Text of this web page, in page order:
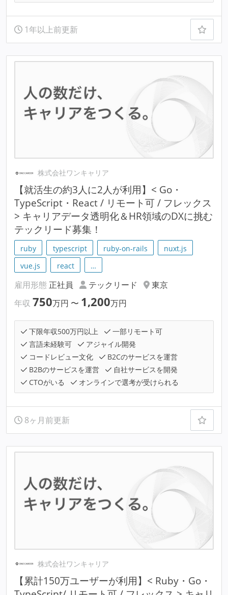
1年以上前更新
株式会社ワンキャリア
【就活生の約3人に2人が利用】< Go・
TypeScript・React / リモート可 / フレックス
> キャリアデータ透明化＆HR領域のDXに挑む
テックリード募集！
ruby typescript ruby-on-rails
nuxt.js
vue.js
react …
雇用形態 正社員 テックリード
東京
年収 750万円 〜 1,200万円
下限年収500万円以上
一部リモート可
言語未経験可
アジャイル開発
コードレビュー文化
B2Cのサービスを運営
B2Bのサービスを運営
自社サービスを開発
CTOがいる
オンラインで選考が受けられる
8ヶ月前更新
株式会社ワンキャリア
【累計150万ユーザーが利用】< Ruby・Go・